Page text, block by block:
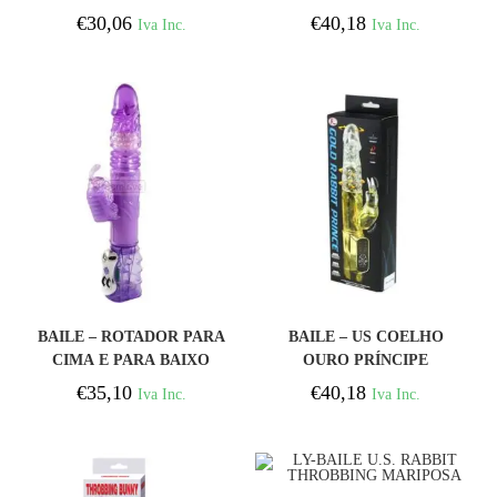
€30,06 Iva Inc. €40,18 Iva Inc.
BAILE – ROTADOR PARA
CIMA E PARA BAIXO
COELHO LILAC COM
SUPERESTIMULADOR
€35,10 Iva Inc.
BAILE – US COELHO
OURO PRÍNCIPE
€40,18 Iva Inc.